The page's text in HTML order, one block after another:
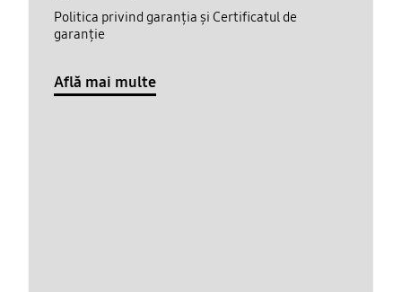
Politica privind garanția și Certificatul de
garanție
Află mai multe